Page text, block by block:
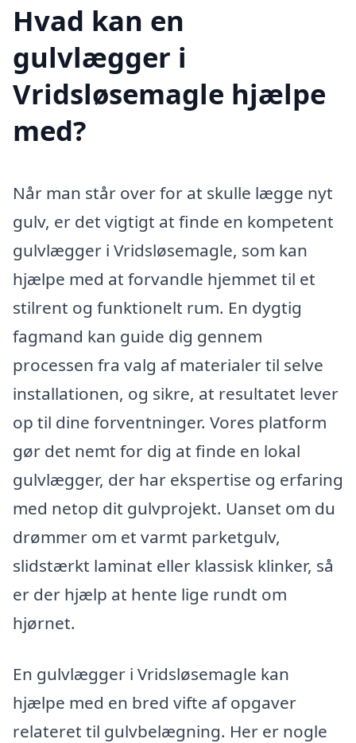
Hvad kan en
gulvlægger i
Vridsløsemagle hjælpe
med?
Når man står over for at skulle lægge nyt
gulv, er det vigtigt at finde en kompetent
gulvlægger i Vridsløsemagle, som kan
hjælpe med at forvandle hjemmet til et
stilrent og funktionelt rum. En dygtig
fagmand kan guide dig gennem
processen fra valg af materialer til selve
installationen, og sikre, at resultatet lever
op til dine forventninger. Vores platform
gør det nemt for dig at finde en lokal
gulvlægger, der har ekspertise og erfaring
med netop dit gulvprojekt. Uanset om du
drømmer om et varmt parketgulv,
slidstærkt laminat eller klassisk klinker, så
er der hjælp at hente lige rundt om
hjørnet.
En gulvlægger i Vridsløsemagle kan
hjælpe med en bred vifte af opgaver
relateret til gulvbelægning. Her er nogle